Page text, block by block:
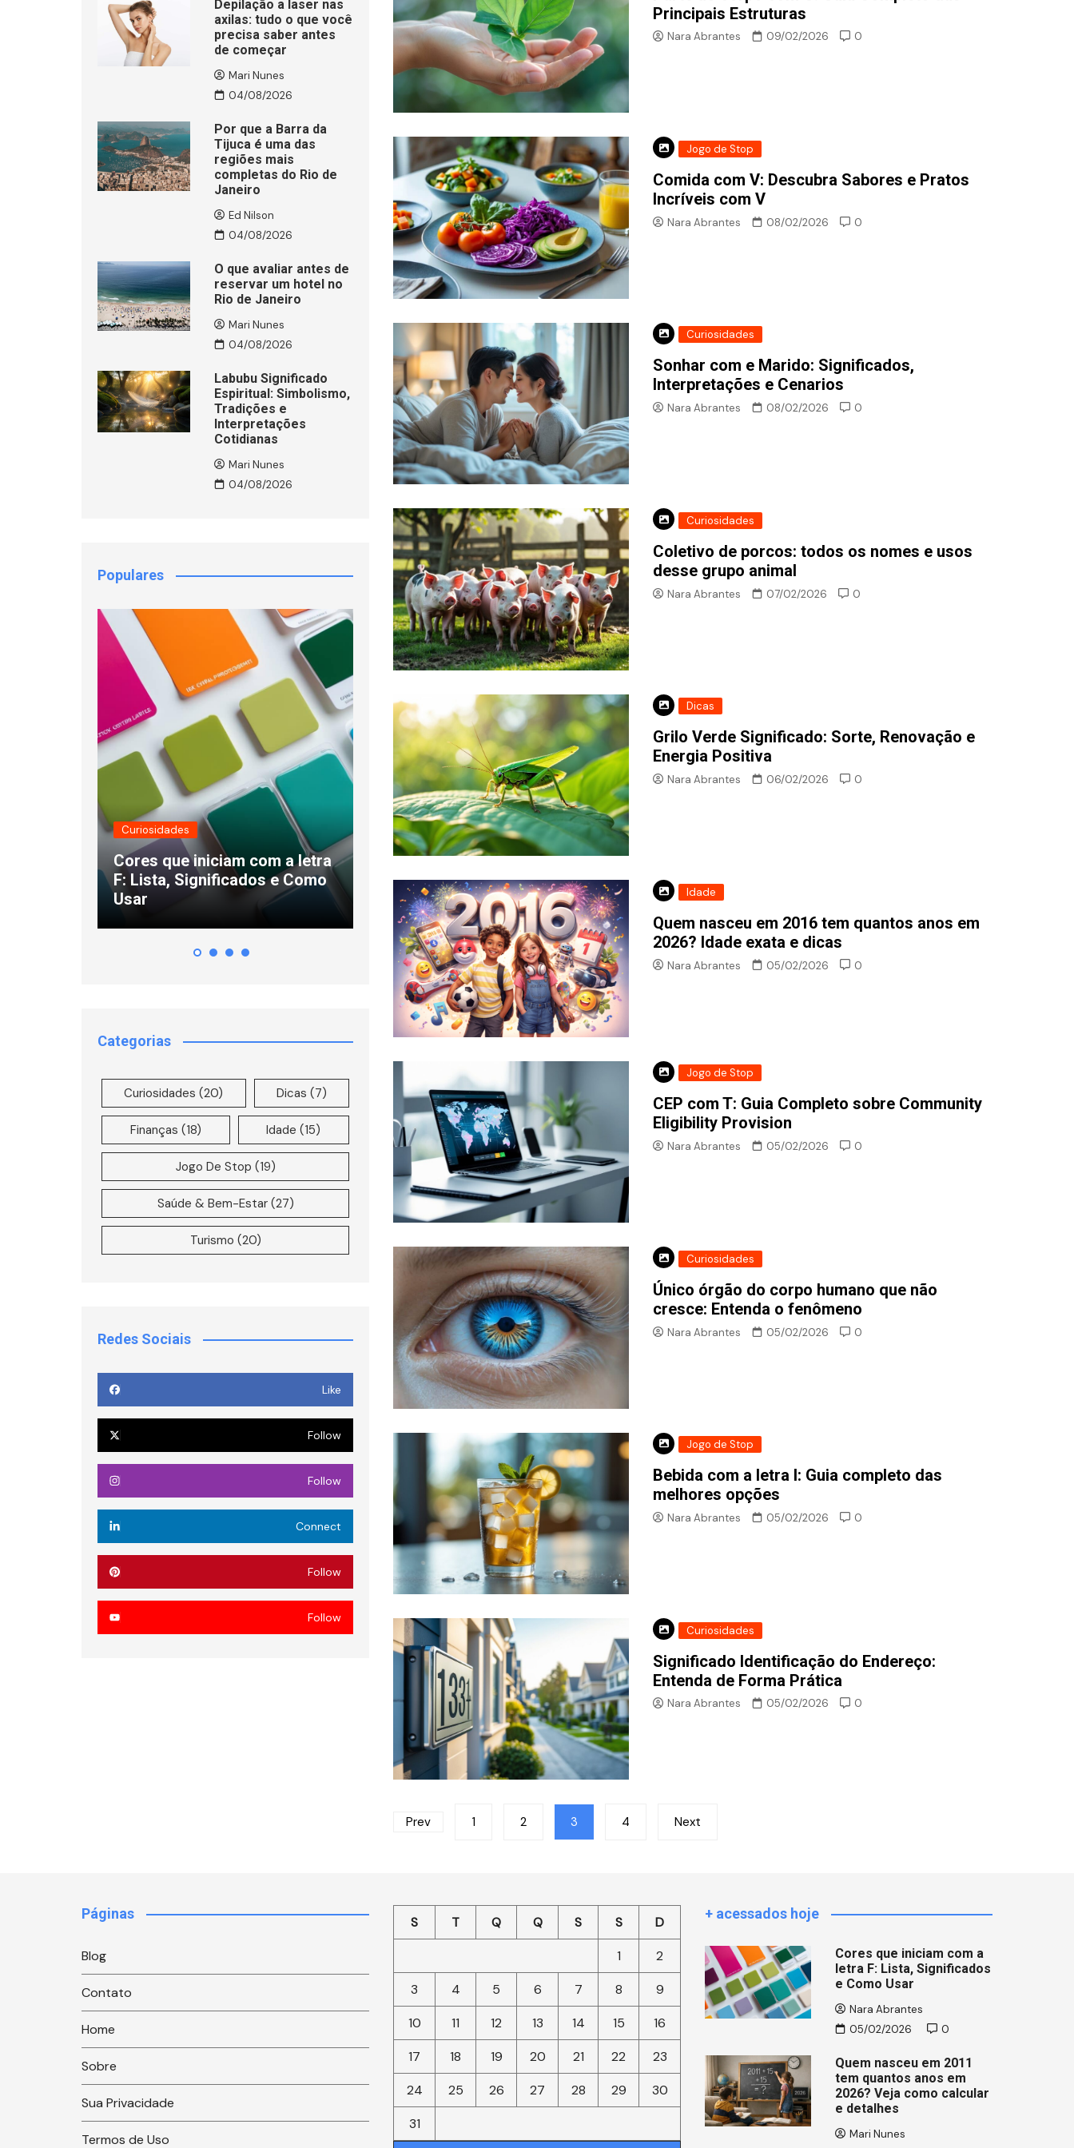
Principais Estruturas
Nara Abrantes 09/02/2026 0
Jogo de Stop
Comida com V: Descubra Sabores e Pratos
Incríveis com V
Nara Abrantes 08/02/2026 0
Curiosidades
Sonhar com e Marido: Significados,
Interpretações e Cenarios
Nara Abrantes 08/02/2026 0
Curiosidades
Coletivo de porcos: todos os nomes e usos
desse grupo animal
Nara Abrantes 07/02/2026 0
Dicas
Grilo Verde Significado: Sorte, Renovação e
Energia Positiva
Nara Abrantes 06/02/2026 0
Idade
Quem nasceu em 2016 tem quantos anos em
2026? Idade exata e dicas
Nara Abrantes 05/02/2026 0
Jogo de Stop
CEP com T: Guia Completo sobre Community
Eligibility Provision
Nara Abrantes 05/02/2026 0
Curiosidades
Único órgão do corpo humano que não
cresce: Entenda o fenômeno
Nara Abrantes 05/02/2026 0
Jogo de Stop
Bebida com a letra I: Guia completo das
melhores opções
Nara Abrantes 05/02/2026 0
Curiosidades
Significado Identificação do Endereço:
Entenda de Forma Prática
Nara Abrantes 05/02/2026 0
Paginação
Prev 1 2 3 4 Next
Depilação a laser nas
axilas: tudo o que você
precisa saber antes
de começar
Mari Nunes
04/08/2026
Por que a Barra da
Tijuca é uma das
regiões mais
completas do Rio de
Janeiro
Ed Nilson
04/08/2026
O que avaliar antes de
reservar um hotel no
Rio de Janeiro
Mari Nunes
04/08/2026
Labubu Significado
Espiritual: Simbolismo,
Tradições e
Interpretações
Cotidianas
Mari Nunes
04/08/2026
Populares
Curiosidades
Cores que iniciam com a letra
F: Lista, Significados e Como
Usar
Idade
Quem nasceu em 2011 tem
quantos anos em 2026? Veja
como calcular e detalhes
Quem nasceu em 2012 tem
quantos anos em 2026? Saiba
o cálculo
Categorias
Curiosidades (20) Dicas (7)
Finanças (18) Idade (15)
Jogo De Stop (19)
Saúde & Bem-Estar(27)
Turismo (20)
Redes Sociais
Like
Follow
Follow
Connect
Follow
Follow
Páginas
Blog
Contato
Home
Sobre
Sua Privacidade
Termos de Uso
S T Q Q S S
D
1
2
3
4 5 6 7 8
9
10
11 12 13 14 15
16
17
18 19 20 21 22
23
24
25 26 27 28 29
30
31
+ acessados hoje
Cores que iniciam com a
letra F: Lista, Significados
e Como Usar
Nara Abrantes
05/02/2026
0
Quem nasceu em 2011
tem quantos anos em
2026? Veja como calcular
e detalhes
Mari Nunes